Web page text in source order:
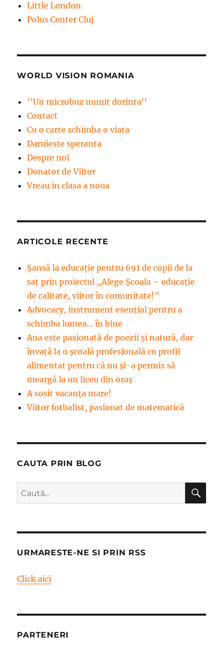
Little London
Polus Center Cluj
WORLD VISION ROMANIA
''Un microbuz numit dorinta''
Contact
Cu o carte schimba o viata
Daruieste speranta
Despre noi
Donator de Viitor
Vreau in clasa a noua
ARTICOLE RECENTE
Șansă la educație pentru 691 de copii de la
sat prin proiectul ,,Alege Școala – educație
de calitate, viitor în comunitate!”
Advocacy, instrument esenţial pentru a
schimba lumea… în bine
Ana este pasionată de poezii și natură, dar
învață la o școală profesională cu profil
alimentat pentru că nu și-a permis să
meargă la un liceu din oraș
A sosit vacanța mare!
Viitor fotbalist, pasionat de matematică
CAUTA PRIN BLOG
Caută
după:
URMARESTE-NE SI PRIN RSS
Click aici
PARTENERI